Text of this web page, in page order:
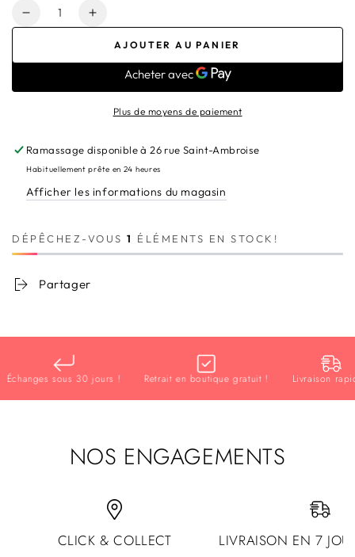
Quantité
Réduire
Menthe
Augmenter
quantité
Thym,
Menthe
AJOUTER AU PANIER
Plus de moyens de paiement
Ramassage disponible à26 rue Saint-Ambroise
Habituellement prête en 24 heures
Afficher les informations du magasin
DÉPÊCHEZ-VOUS 1 ÉLÉMENTS EN STOCK!
Partager
sous 30 jours ! Retrait en boutique gratuit ! Livraison rapide !
NOS ENGAGEMENTS
CLICK & COLLECT LIVRAISON EN 7